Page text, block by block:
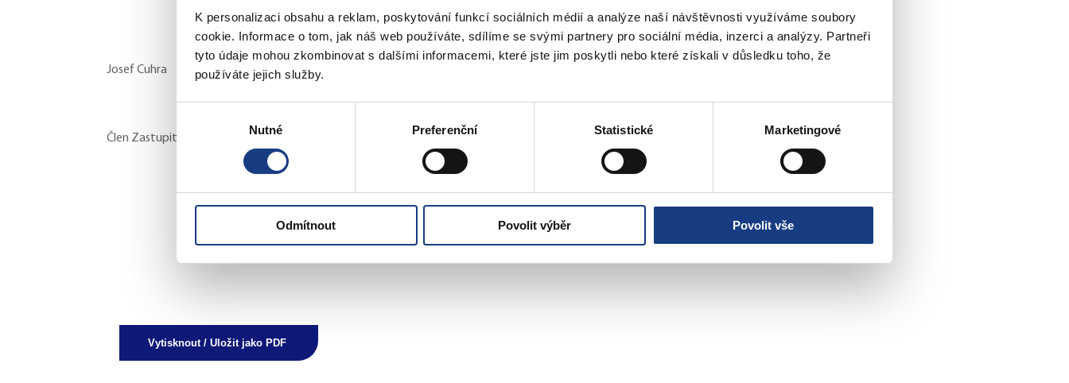
K personalizaci obsahu a reklam, poskytování funkcí sociálních médií a analýze naší návštěvnosti využíváme soubory
cookie. Informace o tom, jak náš web používáte, sdílíme se svými partnery pro sociální média, inzerci a analýzy. Partneři
tyto údaje mohou zkombinovat s dalšími informacemi, které jste jim poskytli nebo které získali v důsledku toho, že
používáte jejich služby.
Nutné Preferenční Statistické Marketingové
Odmítnout Povolit výběr Povolit vše
Josef Cuhra
Člen Zastupitelstva MČ Praha 5 za KDU-ČSL
Vytisknout / Uložit jako PDF